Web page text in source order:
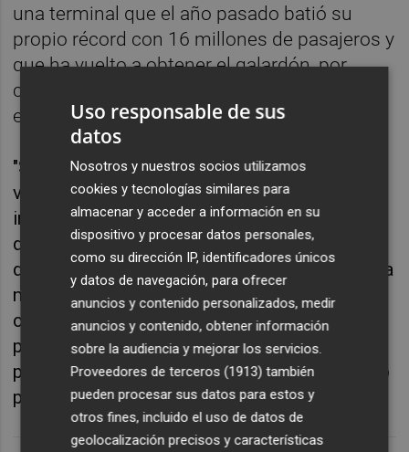
una terminal que el año pasado batió su
propio récord con 16 millones de pasajeros y
que ha vuelto a obtener el galardón, por
cuarta vez, como mejor terminal de Europa
en su categoría", según ha expuesto.
"Somos uno de los destinos españoles más
visitados y con mayor proyección
internacional, y nuestro aeropuerto requiere
de esa ampliación para seguir
desestacionalizando nuestra oferta y recibir a
más turistas", ha asegurado Pérez, quien ha
considerado que esta es "una medida clave"
para continuar la expansión turística de la
provincia, de la Costa Blanca, "a medio y largo
plazo"
Uso responsable de sus
datos
Nosotros y nuestros socios utilizamos
cookies y tecnologías similares para
almacenar y acceder a información en su
dispositivo y procesar datos personales,
como su dirección IP, identificadores únicos
y datos de navegación, para ofrecer
anuncios y contenido personalizados, medir
anuncios y contenido, obtener información
sobre la audiencia y mejorar los servicios.
Proveedores de terceros (1913) también
pueden procesar sus datos para estos y
otros fines, incluido el uso de datos de
geolocalización precisos y características